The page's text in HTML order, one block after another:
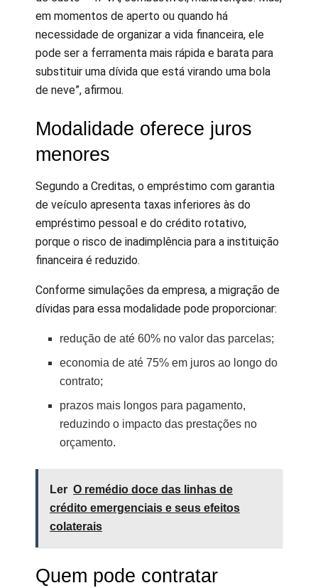
em momentos de aperto ou quando há
necessidade de organizar a vida financeira, ele
pode ser a ferramenta mais rápida e barata para
substituir uma dívida que está virando uma bola
de neve”, afirmou.
Modalidade oferece juros
menores
Segundo a Creditas, o empréstimo com garantia
de veículo apresenta taxas inferiores às do
empréstimo pessoal e do crédito rotativo,
porque o risco de inadimplência para a instituição
financeira é reduzido.
Conforme simulações da empresa, a migração de
dívidas para essa modalidade pode proporcionar:
redução de até 60% no valor das parcelas;
economia de até 75% em juros ao longo do
contrato;
prazos mais longos para pagamento,
reduzindo o impacto das prestações no
orçamento.
Ler O remédio doce das linhas de
crédito emergenciais e seus efeitos
colaterais
Quem pode contratar